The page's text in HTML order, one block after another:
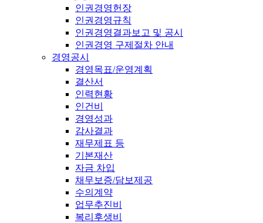
인권경영헌장
인권경영규칙
인권경영결과보고 및 공시
인권경영 구제절차 안내
경영공시
경영목표/운영계획
결산서
인력현황
인건비
경영성과
감사결과
재무제표 등
기본재산
자금 차입
채무보증/담보제공
수의계약
업무추진비
복리후생비